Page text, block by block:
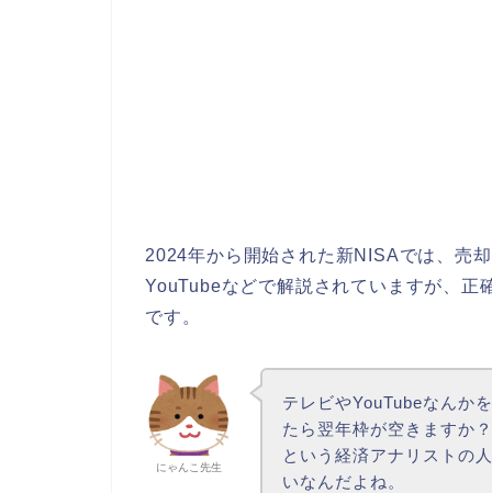
2024年から開始された新NISAでは、売
YouTubeなどで解説されていますが、正
です。
にゃんこ先生
テレビやYouTubeなんか
たら翌年枠が空きますか
という経済アナリストの
いなんだよね。